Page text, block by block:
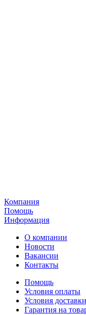
Компания
Помощь
Информация
О компании
Новости
Вакансии
Контакты
Помощь
Условия оплаты
Условия доставки
Гарантия на